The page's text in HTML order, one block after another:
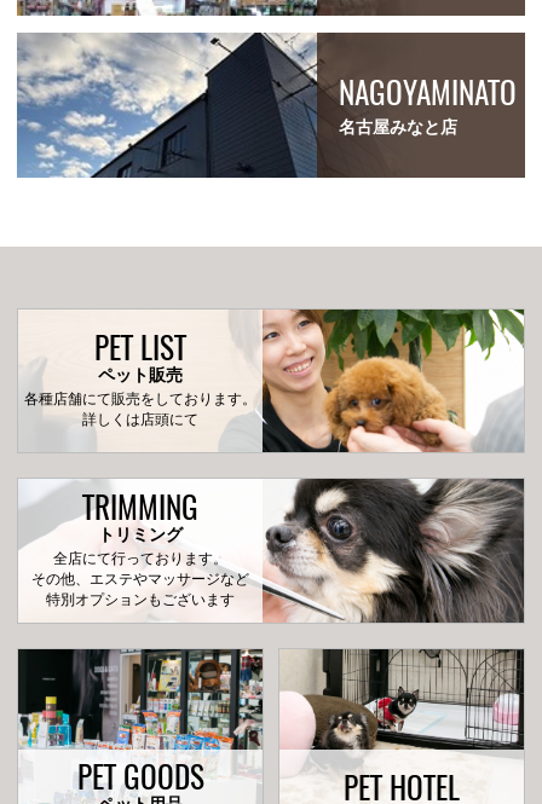
NAGOYAMINATO
名古屋みなと店
PET LIST
ペット販売
各種店舗にて販売をしております。
詳しくは店頭にて
TRIMMING
トリミング
全店にて行っております。
その他、エステやマッサージなど
特別オプションもございます
PET GOODS PET HOTEL